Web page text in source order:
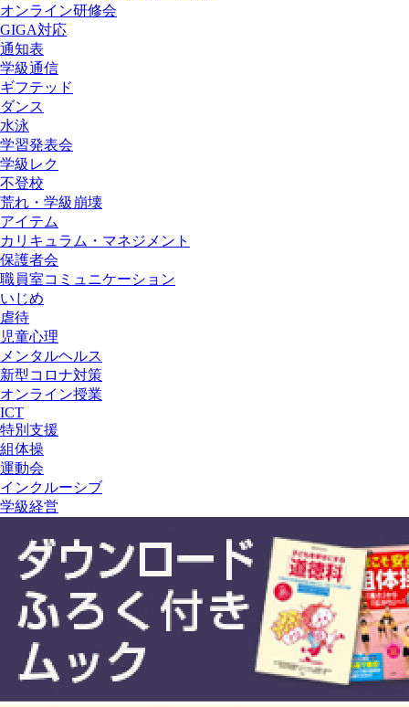
オンライン研修会
GIGA対応
通知表
学級通信
ギフテッド
ダンス
水泳
学習発表会
学級レク
不登校
荒れ・学級崩壊
アイテム
カリキュラム・マネジメント
保護者会
職員室コミュニケーション
いじめ
虐待
児童心理
メンタルヘルス
新型コロナ対策
オンライン授業
ICT
特別支援
組体操
運動会
インクルーシブ
学級経営